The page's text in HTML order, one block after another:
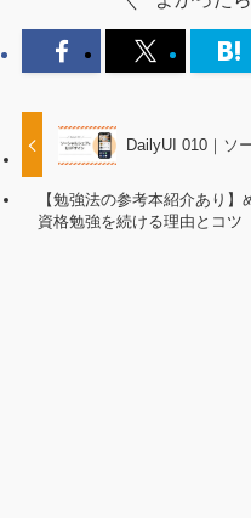
DailyUI 010｜ソ
【勉強法の参考本紹介あり
資格勉強を続ける理由とコツ